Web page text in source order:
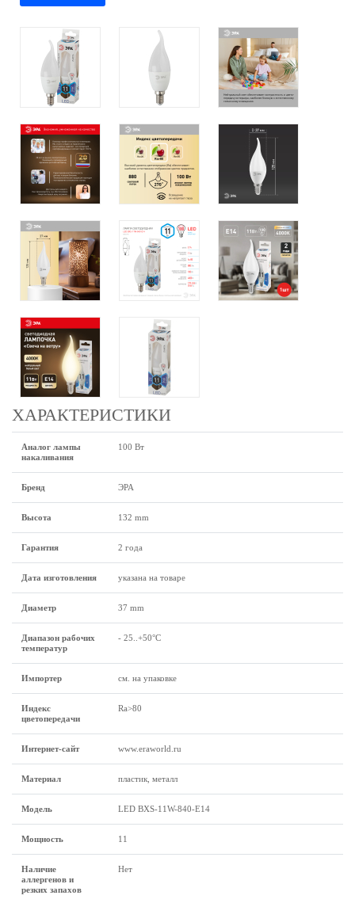
ХАРАКТЕРИСТИКИ
Аналог лампы
накаливания
100 Вт
Бренд ЭРА
Высота 132 mm
Гарантия 2 года
Дата изготовления указана на товаре
Диаметр 37 mm
Диапазон рабочих
температур
- 25..+50°C
Импортер см. на упаковке
Индекс
цветопередачи
Ra>80
Интернет-сайт www.eraworld.ru
Материал пластик, металл
Модель LED BXS-11W-840-E14
Мощность 11
Наличие
аллергенов и
резких запахов
Нет